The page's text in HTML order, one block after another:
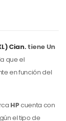
Cian.tiene Un
que el
en función del
HPcuenta con
el tipo de